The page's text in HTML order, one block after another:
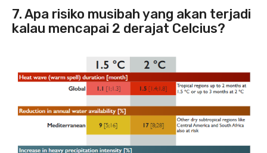
7. Apa risiko musibah yang akan terjadi
kalau mencapai 2 derajat Celcius?